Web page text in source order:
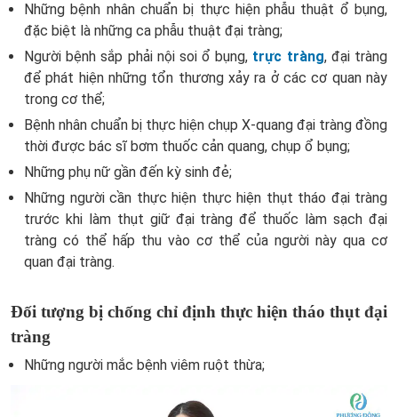
Những bệnh nhân chuẩn bị thực hiện phẫu thuật ổ bụng,
đặc biệt là những ca phẫu thuật đại tràng;
Người bệnh sắp phải nội soi ổ bụng, trực tràng, đại tràng
để phát hiện những tổn thương xảy ra ở các cơ quan này
trong cơ thể;
Bệnh nhân chuẩn bị thực hiện chụp X-quang đại tràng đồng
thời được bác sĩ bơm thuốc cản quang, chụp ổ bụng;
Những phụ nữ gần đến kỳ sinh đẻ;
Những người cần thực hiện thực hiện thụt tháo đại tràng
trước khi làm thụt giữ đại tràng để thuốc làm sạch đại
tràng có thể hấp thu vào cơ thể của người này qua cơ
quan đại tràng.
Đối tượng bị chống chỉ định thực hiện tháo thụt đại
tràng
Những người mắc bệnh viêm ruột thừa;